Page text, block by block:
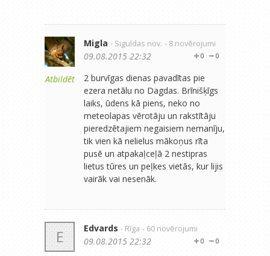
Atbildēt
Migla - Siguldas nov. - 8 novērojumi
0
0
09.08.2015 22:32
2 burvīgas dienas pavadītas pie
ezera netālu no Dagdas. Brīnišķīgs
laiks, ūdens kā piens, neko no
meteolapas vērotāju un rakstītāju
pieredzētajiem negaisiem nemanīju,
tik vien kā nelielus mākoņus rīta
pusē un atpakaļceļā 2 nestipras
lietus tūres un peļkes vietās, kur lijis
vairāk vai nesenāk.
E Edvards - Rīga - 60 novērojumi
0
0
09.08.2015 22:32